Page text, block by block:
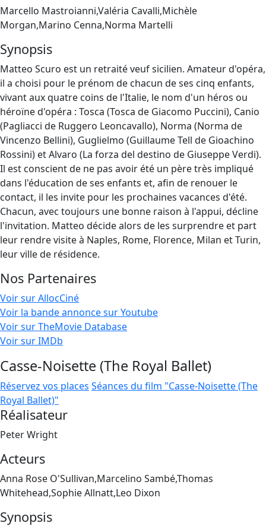
Marcello Mastroianni,Valéria Cavalli,Michèle
Morgan,Marino Cenna,Norma Martelli
Synopsis
Matteo Scuro est un retraité veuf sicilien. Amateur d'opéra,
il a choisi pour le prénom de chacun de ses cinq enfants,
vivant aux quatre coins de l'Italie, le nom d'un héros ou
héroïne d'opéra : Tosca (Tosca de Giacomo Puccini), Canio
(Pagliacci de Ruggero Leoncavallo), Norma (Norma de
Vincenzo Bellini), Guglielmo (Guillaume Tell de Gioachino
Rossini) et Alvaro (La forza del destino de Giuseppe Verdi).
Il est conscient de ne pas avoir été un père très impliqué
dans l'éducation de ses enfants et, afin de renouer le
contact, il les invite pour les prochaines vacances d'été.
Chacun, avec toujours une bonne raison à l'appui, décline
l'invitation. Matteo décide alors de les surprendre et part
leur rendre visite à Naples, Rome, Florence, Milan et Turin,
leur ville de résidence.
Nos Partenaires
Voir sur AllocCiné
Voir la bande annonce sur Youtube
Voir sur TheMovie Database
Voir sur IMDb
Casse-Noisette (The Royal Ballet)
Réservez vos places Séances du film "Casse-Noisette (The
Royal Ballet)"
Réalisateur
Peter Wright
Acteurs
Anna Rose O'Sullivan,Marcelino Sambé,Thomas
Whitehead,Sophie Allnatt,Leo Dixon
Synopsis